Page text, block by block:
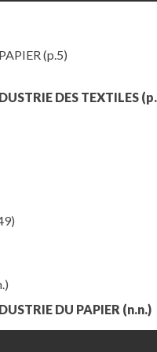
(p.5)
DES TEXTILES
DU PAPIER (n.n.)